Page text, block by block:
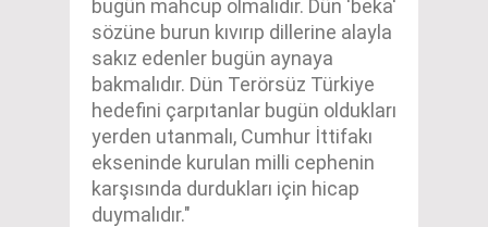
bugün mahcup olmalıdır. Dün 'beka'
sözüne burun kıvırıp dillerine alayla
sakız edenler bugün aynaya
bakmalıdır. Dün Terörsüz Türkiye
hedefini çarpıtanlar bugün oldukları
yerden utanmalı, Cumhur İttifakı
ekseninde kurulan milli cephenin
karşısında durdukları için hicap
duymalıdır."